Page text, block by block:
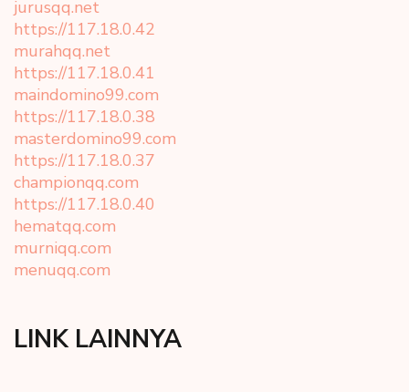
jurusqq.net
https://117.18.0.42
murahqq.net
https://117.18.0.41
maindomino99.com
https://117.18.0.38
masterdomino99.com
https://117.18.0.37
championqq.com
https://117.18.0.40
hematqq.com
murniqq.com
menuqq.com
LINK LAINNYA